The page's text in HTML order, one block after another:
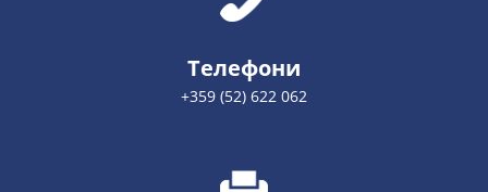
Телефони
+359 (52) 622 062